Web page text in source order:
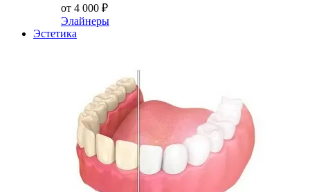
от 4 000 ₽
Элайнеры
Эстетика